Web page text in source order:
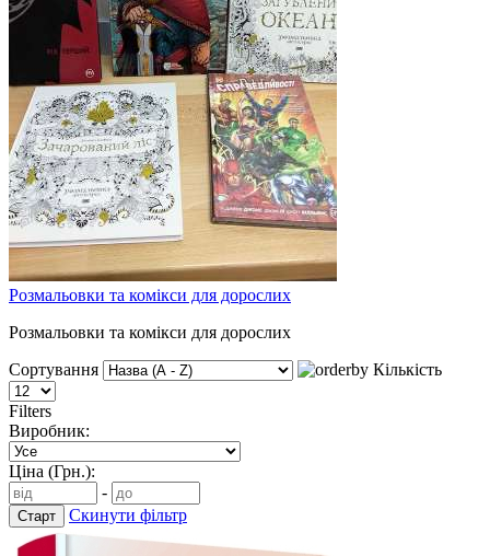
Розмальовки та комікси для дорослих
Розмальовки та комікси для дорослих
Сортування
Кількість
Filters
Виробник:
Ціна (Грн.):
-
Скинути фільтр